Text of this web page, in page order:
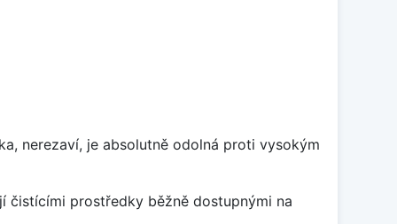
nerezaví, je absolutně odolná proti vysokým
čistícími prostředky běžně dostupnými na